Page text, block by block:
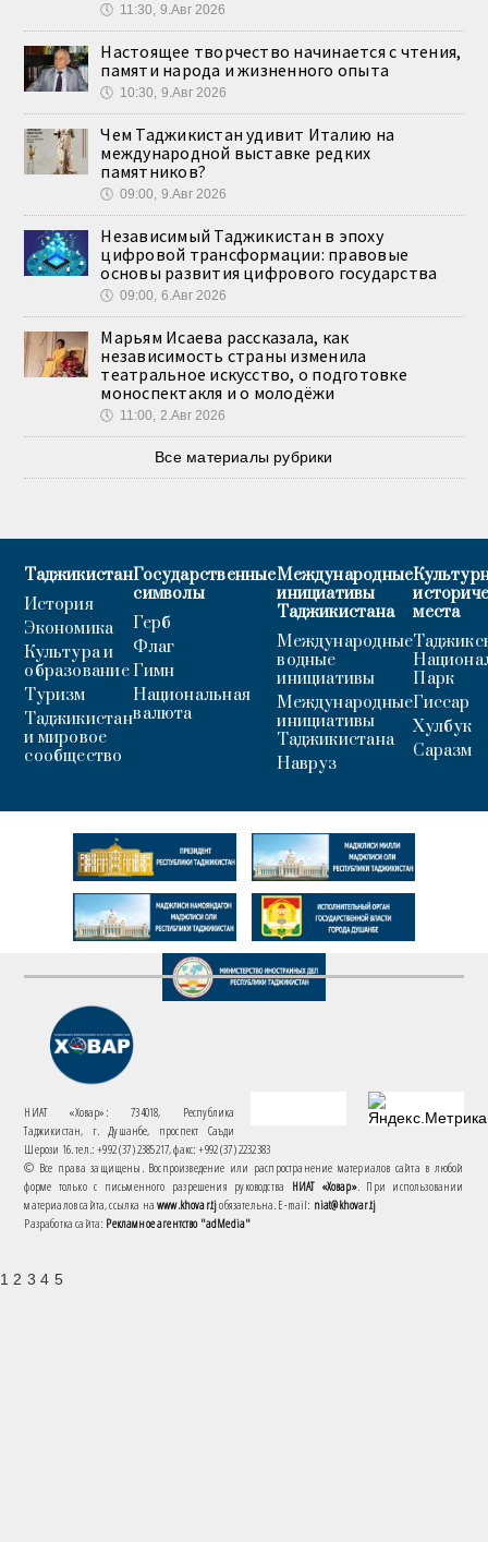
🕔 11:30, 9.Авг 2026
Настоящее творчество начинается с чтения,
памяти народа и жизненного опыта
🕔 10:30, 9.Авг 2026
Чем Таджикистан удивит Италию на
международной выставке редких
памятников?
🕔 09:00, 9.Авг 2026
Независимый Таджикистан в эпоху
цифровой трансформации: правовые
основы развития цифрового государства
🕔 09:00, 6.Авг 2026
Марьям Исаева рассказала, как
независимость страны изменила
театральное искусство, о подготовке
моноспектакля и о молодёжи
🕔 11:00, 2.Авг 2026
Все материалы рубрики
Таджикистан
История
Экономика
Культура и
образование
Туризм
Таджикистан
и мировое
сообщество
Государственные
символы
Герб
Флаг
Гимн
Национальная
валюта
Международные
инициативы
Таджикистана
Международные
водные
инициативы
Международные
инициативы
Таджикистана
Навруз
места
Парк
Гиссар
Хулбук
Саразм
НИАТ «Ховар»: 734018, Республика
Таджикистан, г. Душанбе, проспект Саъди
Шерози 16. тел.: +992 (37) 2385217, факс: +992 (37) 2232383
© Все права защищены. Воспроизведение или распространение материалов сайта в любой
форме только с письменного разрешения руководства НИАТ «Ховар». При использовании
материалов сайта, ссылка наwww.khovar.tjобязательна. E-mail: niat@khovar.tj
Разработка сайта: Рекламное агентство "adMedia"
1 2 3 4 5